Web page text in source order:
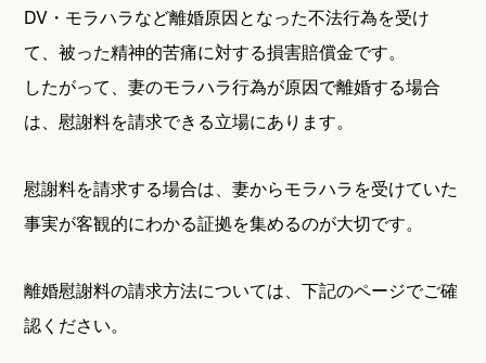
DV・モラハラなど離婚原因となった不法行為を受け
て、被った精神的苦痛に対する損害賠償金です。
したがって、妻のモラハラ行為が原因で離婚する場合
は、慰謝料を請求できる立場にあります。
慰謝料を請求する場合は、妻からモラハラを受けていた
事実が客観的にわかる証拠を集めるのが大切です。
離婚慰謝料の請求方法については、下記のページでご確
認ください。